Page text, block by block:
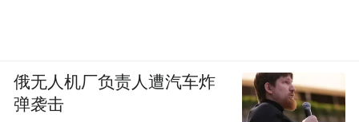
俄无人机厂负责人遭汽车炸
弹袭击